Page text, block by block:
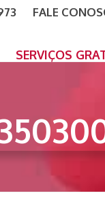
FALE
SERVIÇOS